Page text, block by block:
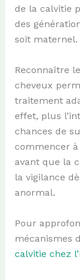
de la calvitie
des
soit maternel.
Reconnaître
cheveux
traitement
effet, plus
chances de
commencer
avant que la
la vigilance
anormal.
Pour
mécanismes
calvitie chez